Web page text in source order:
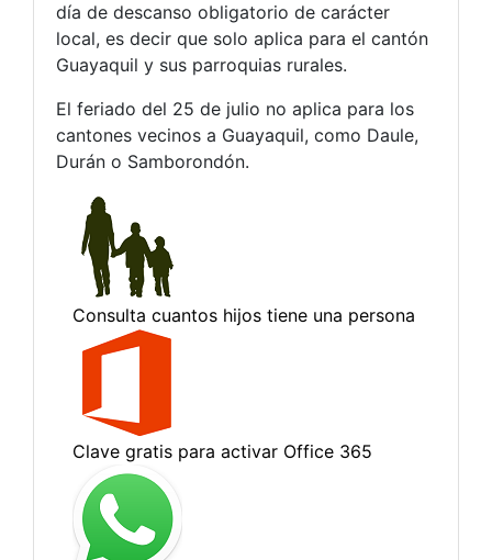
día de descanso obligatorio de carácter
local, es decir que solo aplica para el cantón
Guayaquil y sus parroquias rurales.
El feriado del 25 de julio no aplica para los
cantones vecinos a Guayaquil, como Daule,
Durán o Samborondón.